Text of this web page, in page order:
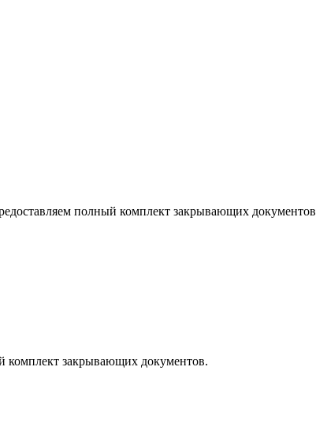
полный комплект закрывающих документов
комплект закрывающих документов.